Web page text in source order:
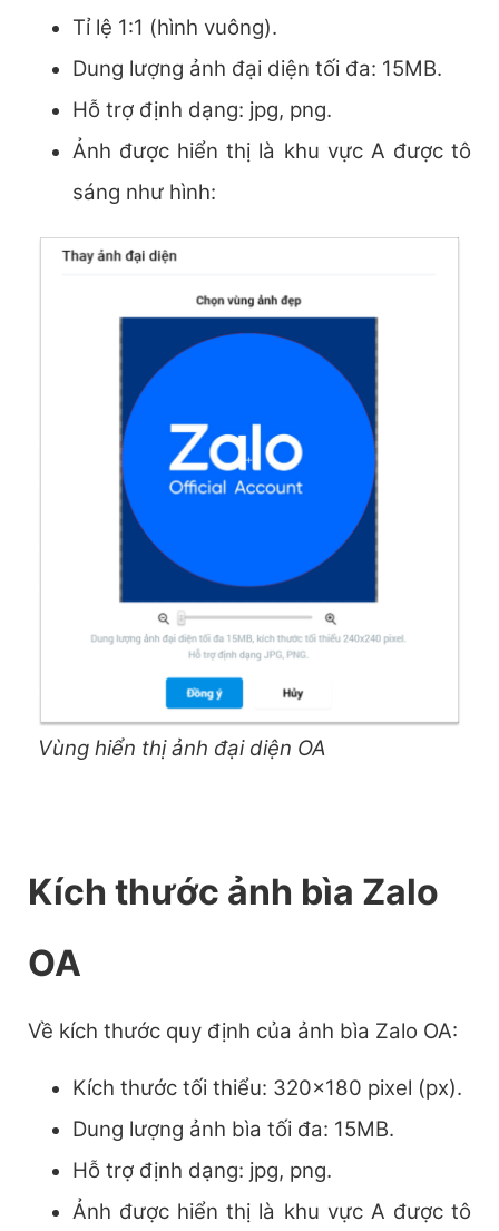
Tỉ lệ 1:1 (hình vuông).
Dung lượng ảnh đại diện tối đa: 15MB.
Hỗ trợ định dạng: jpg, png.
Ảnh được hiển thị là khu vực A được tô
sáng như hình:
Vùng hiển thị ảnh đại diện OA
Kích thước ảnh bìa Zalo
OA
Về kích thước quy định của ảnh bìa Zalo OA:
Kích thước tối thiểu: 320×180 pixel (px).
Dung lượng ảnh bìa tối đa: 15MB.
Hỗ trợ định dạng: jpg, png.
Ảnh được hiển thị là khu vực A được tô